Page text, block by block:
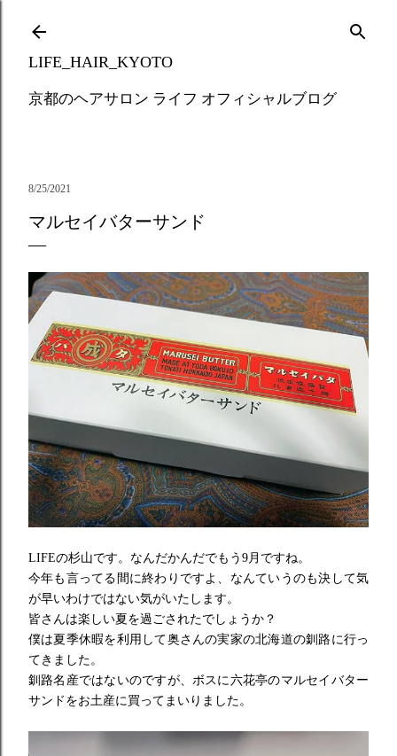
LIFE_HAIR_KYOTO
京都のヘアサロン ライフ オフィシャルブログ
8/25/2021
マルセイバターサンド
LIFEの杉山です。なんだかんだでもう9月ですね。
今年も言ってる間に終わりですよ、なんていうのも決して気
が早いわけではない気がいたします。
皆さんは楽しい夏を過ごされたでしょうか？
僕は夏季休暇を利用して奥さんの実家の北海道の釧路に行っ
てきました。
釧路名産ではないのですが、ボスに六花亭のマルセイバター
サンドをお土産に買ってまいりました。